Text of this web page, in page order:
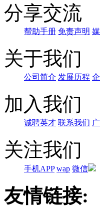
分享交流
帮助手册 免责声明
关于我们
公司简介 发展历程
加入我们
诚聘英才 联系我们
关注我们
手机APP wap 微信
友情链接: